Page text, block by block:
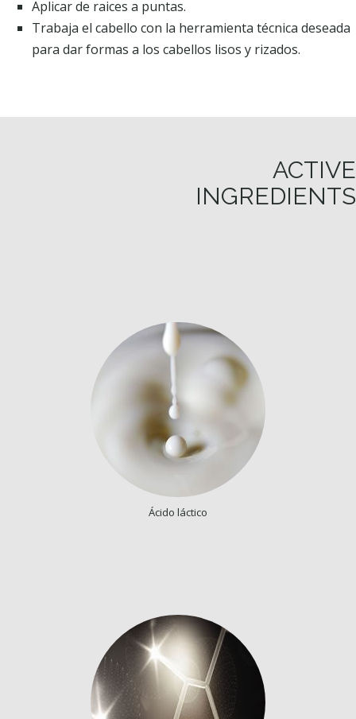
Aplicar de raices a puntas.
Trabaja el cabello con la herramienta técnica deseada
para dar formas a los cabellos lisos y rizados.
ACTIVE
INGREDIENTS
Ácido láctico